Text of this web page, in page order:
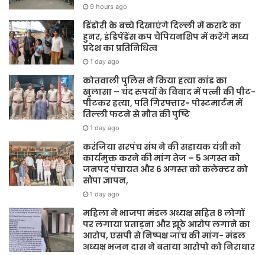
9 hours ago
डिंडोरी के बच्चे दिखाएंगे दिल्ली में कराटे का
हुनर, इंडिपेंडेंस कप चैंपियनशिप में करेंगे मध्य
प्रदेश का प्रतिनिधित्व
1 day ago
कोतवाली पुलिस ने किया हत्या कांड का
खुलासा – चंद रुपयों के विवाद में पत्नी की पीट-
पीटकर हत्या, पति गिरफ्तार- पोस्टमार्टम में
तिल्ली फटने से मौत की पुष्टि
1 day ago
करंजिया सरपंच संघ ने की सहायक यंत्री को
कार्यमुक्त करने की मांग तेज – 5 अगस्त को
जनपद पंचायत और 6 अगस्त को कलेक्टर को
सौंपा ज्ञापन,
1 day ago
महिला ने भाजपा मंडल अध्यक्ष सहित 8 लोगों
पर लगाया प्रताड़ना और झूठे आरोप लगाने का
आरोप, एसपी से निष्पक्ष जांच की मांग- मंडल
अध्यक्ष भजन दास ने बताया आरोपो को निराधार